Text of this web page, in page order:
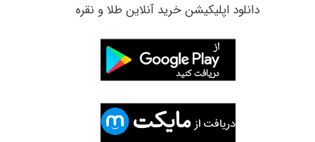
​دانلود اپلیکیشن خرید آنلاین طلا و نقره